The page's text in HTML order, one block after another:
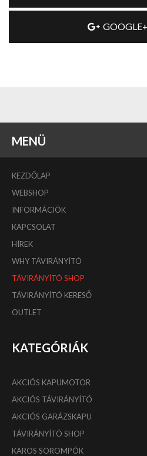
GOOGLE+
MENÜ
KEZDŐLAP
WEBSHOP
INFORMÁCIÓK
KAPCSOLAT
HÍREK
WHY TÁVIRÁNYÍTÓ
TÁVIRÁNYÍTÓ SHOP
TÁVIRÁNYÍTÓ KERESŐ
OUTLET
KATEGÓRIÁK
AKCIÓS KAPUMOTOR
AKCIÓS TÁVIRÁNYÍTÓ
AKCIÓS GARÁZSKAPU
TÁVIRÁNYÍTÓ SHOP
KAROS SOROMPÓK